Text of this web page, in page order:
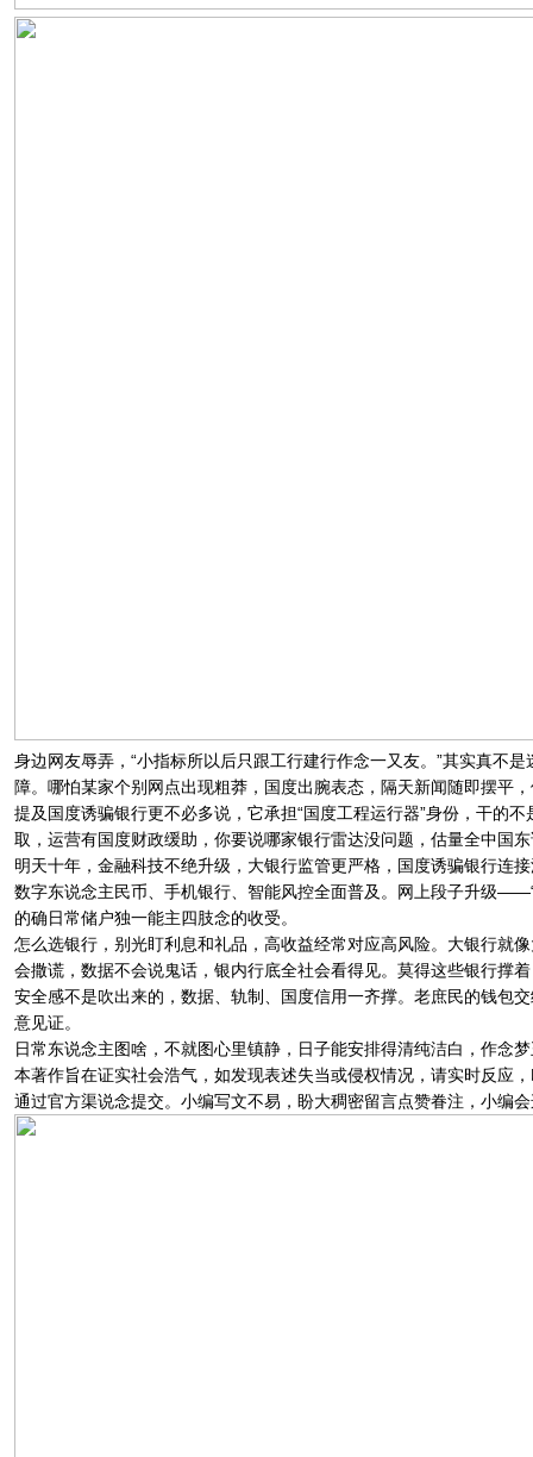
身边网友辱弄，“小指标所以后只跟工行建行作念一又友。”其实真不
障。哪怕某家个别网点出现粗莽，国度出腕表态，隔天新闻随即摆平
提及国度诱骗银行更不必多说，它承担“国度工程运行器”身份，干的
取，运营有国度财政缓助，你要说哪家银行雷达没问题，估量全中国
明天十年，金融科技不绝升级，大银行监管更严格，国度诱骗银行连
数字东说念主民币、手机银行、智能风控全面普及。网上段子升级
的确日常储户独一能主四肢念的收受。
怎么选银行，别光盯利息和礼品，高收益经常对应高风险。大银行就
会撒谎，数据不会说鬼话，银内行底全社会看得见。莫得这些银行撑
安全感不是吹出来的，数据、轨制、国度信用一齐撑。老庶民的钱包
意见证。
日常东说念主图啥，不就图心里镇静，日子能安排得清纯洁白，作念
本著作旨在证实社会浩气，如发现表述失当或侵权情况，请实时反应
通过官方渠说念提交。小编写文不易，盼大稠密留言点赞眷注，小编